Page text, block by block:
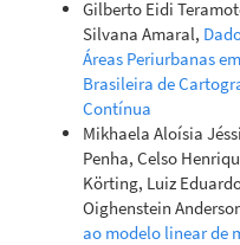
Gilberto Eidi
Silvana Amaral,
Áreas Periurbanas
Brasileira de
Contínua
Mikhaela Aloísia
Penha, Celso
Körting, Luiz
Oighenstein
ao modelo linear de